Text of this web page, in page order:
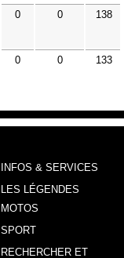
0 0 138
0 0 133
INFOS & SERVICES
LES LÉGENDES
MOTOS
SPORT
RECHERCHER ET